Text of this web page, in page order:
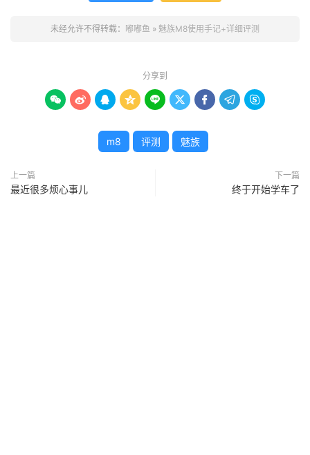
未经允许不得转载： 嘟嘟鱼 » 魅族M8使用手记+详细评测
分享到
        
m8 评测 魅族
上一篇
最近很多烦心事儿
下一篇
终于开始学车了